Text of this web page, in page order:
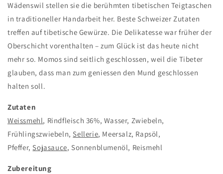
(20
Stück
für
Portionen)
(20
Stück
für
3-
4
Portionen)
Wädenswil stellen sie die berühmten tibetischen Teigtaschen
in traditioneller Handarbeit her. Beste Schweizer Zutaten
treffen auf tibetische Gewürze. Die Delikatesse war früher der
Oberschicht vorenthalten – zum Glück ist das heute nicht
mehr so. Momos sind seitlich geschlossen, weil die Tibeter
glauben, dass man zum geniessen den Mund geschlossen
halten soll.
Zutaten
Weissmehl, Rindfleisch 36%, Wasser, Zwiebeln,
Frühlingszwiebeln, Sellerie, Meersalz, Rapsöl,
Pfeffer, Sojasauce, Sonnenblumenöl, Reismehl
Zubereitung